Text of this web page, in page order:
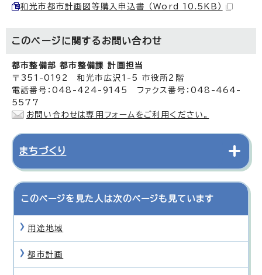
和光市都市計画図等購入申込書 （Word 10.5KB）
このページに関する お問い合わせ
都市整備部 都市整備課 計画担当
〒351-0192 和光市広沢1-5 市役所2階
電話番号：048-424-9145 ファクス番号：048-464-
5577
お問い合わせは専用フォームをご利用ください。
まちづくり
このページを見た人は次のページも見ています
用途地域
都市計画